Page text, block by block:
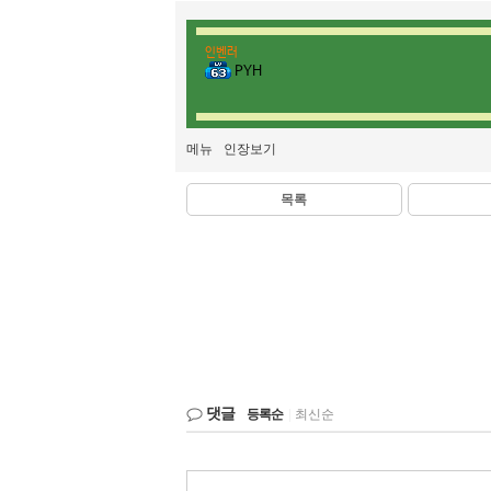
인벤러
PYH
메뉴 인장보기
목록
댓글 등록순 최신순